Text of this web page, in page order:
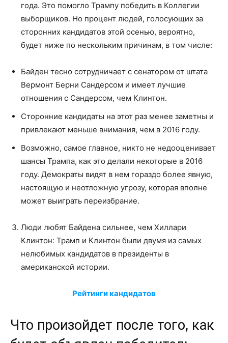
года. Это помогло Трампу победить в Коллегии
выборщиков. Но процент людей, голосующих за
сторонних кандидатов этой осенью, вероятно,
будет ниже по нескольким причинам, в том числе:
Байден тесно сотрудничает с сенатором от штата
Вермонт Берни Сандерсом и имеет лучшие
отношения с Сандерсом, чем Клинтон.
Сторонние кандидаты на этот раз менее заметны и
привлекают меньше внимания, чем в 2016 году.
Возможно, самое главное, никто не недооценивает
шансы Трампа, как это делали некоторые в 2016
году. Демократы видят в нем гораздо более явную,
настоящую и неотложную угрозу, которая вполне
может выиграть переизбрание.
Люди любят Байдена сильнее, чем Хиллари
Клинтон: Трамп и Клинтон были двумя из самых
нелюбимых кандидатов в президенты в
американской истории.
Рейтинги кандидатов
Что произойдет после того, как